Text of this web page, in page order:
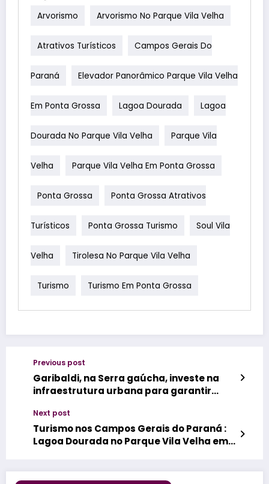
Arvorismo Arvorismo No Parque Vila Velha
Atrativos Turísticos Campos Gerais Do
Paraná Elevador Panorâmico Parque Vila Velha
Em Ponta Grossa Lagoa Dourada Lagoa
Dourada No Parque Vila Velha Parque Vila
Velha Parque Vila Velha Em Ponta Grossa
Ponta Grossa Ponta Grossa Atrativos
Turísticos Ponta Grossa Turismo Soul Vila
Velha Tirolesa No Parque Vila Velha
Turismo Turismo Em Ponta Grossa
Previous post
Garibaldi, na Serra gaúcha, investe na
infraestrutura urbana para garantir
Next post
Turismo nos Campos Gerais do Paraná :
Lagoa Dourada no Parque Vila Velha em